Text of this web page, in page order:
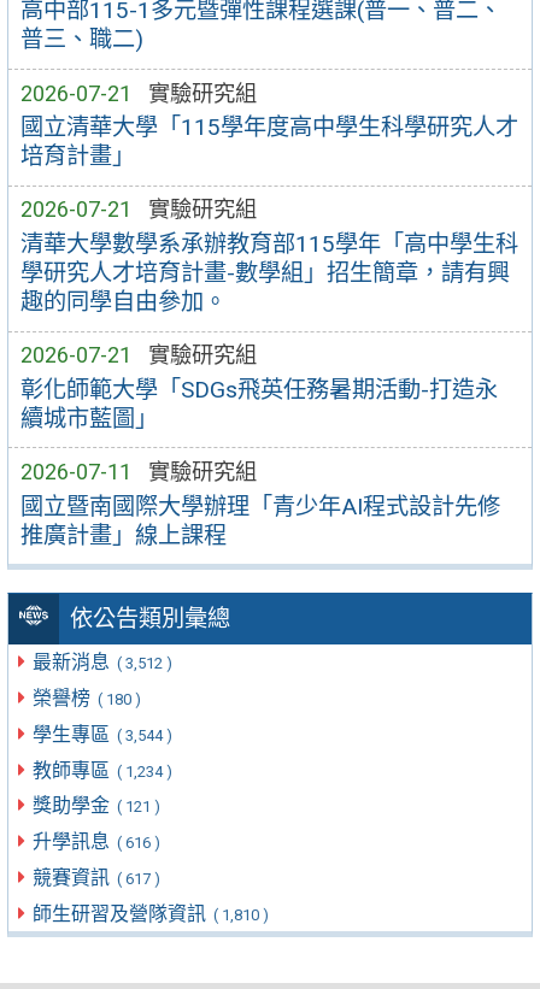
高中部115-1多元暨彈性課程選課(普一、普二、
普三、職二)
2026-07-21 實驗研究組
國立清華大學「115學年度高中學生科學研究人才
培育計畫」
2026-07-21 實驗研究組
清華大學數學系承辦教育部115學年「高中學生科
學研究人才培育計畫-數學組」招生簡章，請有興
趣的同學自由參加。
2026-07-21 實驗研究組
彰化師範大學「SDGs飛英任務暑期活動-打造永
續城市藍圖」
2026-07-11 實驗研究組
國立暨南國際大學辦理「青少年AI程式設計先修
推廣計畫」線上課程
依公告類別彙總
最新消息 ( 3,512 )
榮譽榜 ( 180 )
學生專區 ( 3,544 )
教師專區 ( 1,234 )
獎助學金 ( 121 )
升學訊息 ( 616 )
競賽資訊 ( 617 )
師生研習及營隊資訊 ( 1,810 )